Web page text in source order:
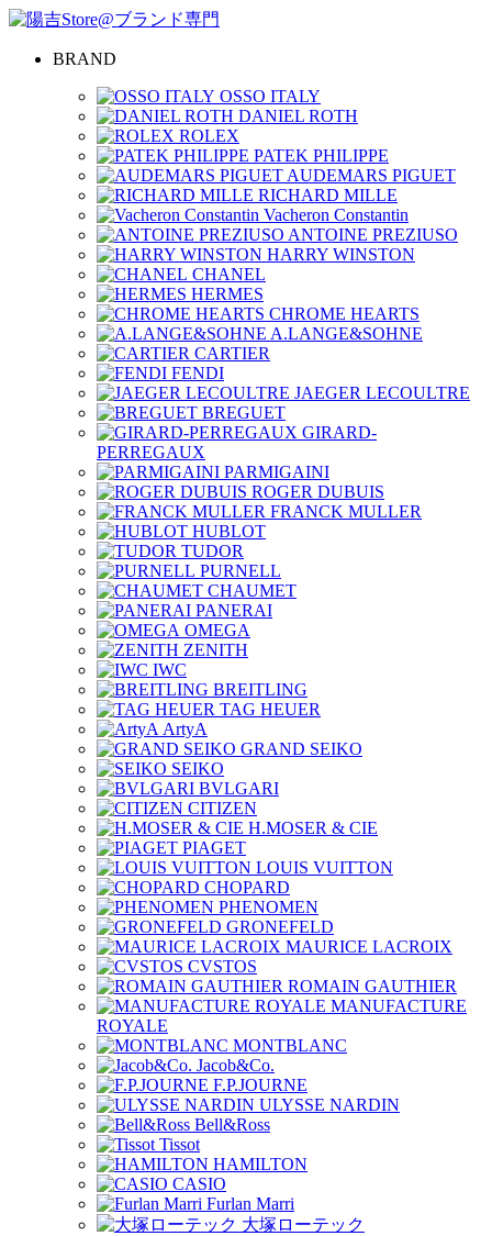
BRAND
OSSO ITALY
DANIEL ROTH
ROLEX
PATEK PHILIPPE
AUDEMARS PIGUET
RICHARD MILLE
Vacheron Constantin
ANTOINE PREZIUSO
HARRY WINSTON
CHANEL
HERMES
CHROME HEARTS
A.LANGE&SOHNE
CARTIER
FENDI
JAEGER LECOULTRE
BREGUET
GIRARD-
PERREGAUX
PARMIGAINI
ROGER DUBUIS
FRANCK MULLER
HUBLOT
TUDOR
PURNELL
CHAUMET
PANERAI
OMEGA
ZENITH
IWC
BREITLING
TAG HEUER
ArtyA
GRAND SEIKO
SEIKO
BVLGARI
CITIZEN
H.MOSER & CIE
PIAGET
LOUIS VUITTON
CHOPARD
PHENOMEN
GRONEFELD
MAURICE LACROIX
CVSTOS
ROMAIN GAUTHIER
MANUFACTURE
ROYALE
MONTBLANC
Jacob&Co.
F.P.JOURNE
ULYSSE NARDIN
Bell&Ross
Tissot
HAMILTON
CASIO
Furlan Marri
大塚ローテック